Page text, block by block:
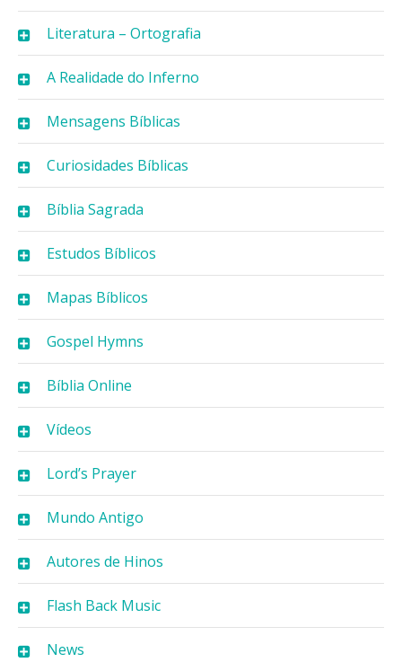
Literatura – Ortografia
A Realidade do Inferno
Mensagens Bíblicas
Curiosidades Bíblicas
Bíblia Sagrada
Estudos Bíblicos
Mapas Bíblicos
Gospel Hymns
Bíblia Online
Vídeos
Lord’s Prayer
Mundo Antigo
Autores de Hinos
Flash Back Music
News